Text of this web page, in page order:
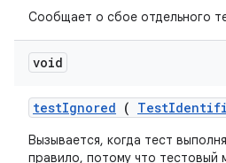
Сообщает о сбое отдельного
void
testIgnored ( Test
Вызывается, когда тест
правило, потому что тестовый